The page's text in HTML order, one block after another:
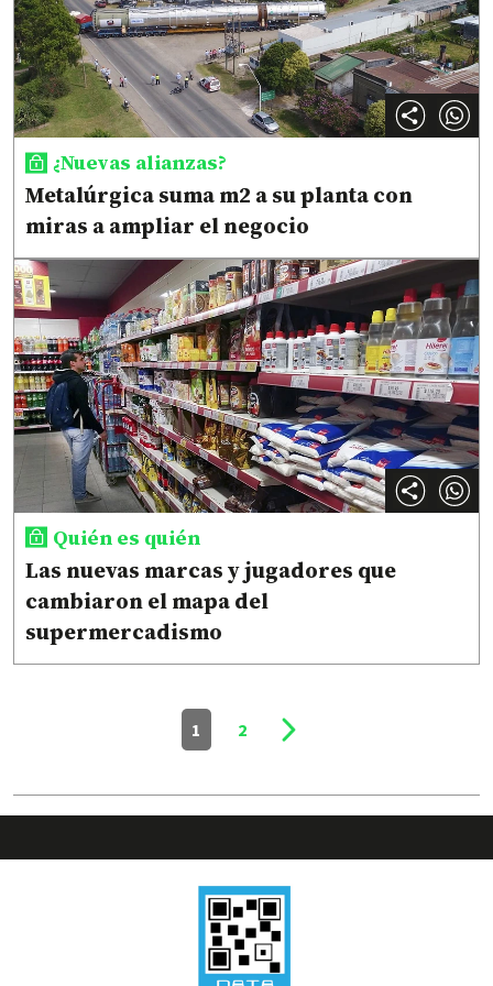
¿Nuevas alianzas?
Metalúrgica suma m2 a su planta con
miras a ampliar el negocio
Quién es quién
Las nuevas marcas y jugadores que
cambiaron el mapa del
supermercadismo
1 2